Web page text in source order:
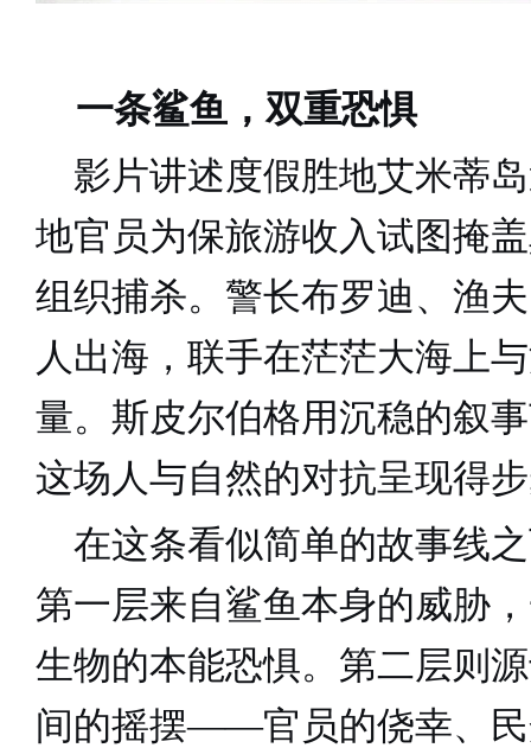
一条鲨鱼，双重恐惧
影片讲述度假胜地艾米蒂
地官员为保旅游收入试图掩
组织捕杀。警长布罗迪、 渔夫
人出海，联手在茫茫大海上
量。斯皮尔伯格用沉稳的叙
这场人与自然的对抗呈现得
在这条看似简单的故事线
第一层来自鲨鱼本身的威胁
生物的本能恐惧。第二层则
间的摇摆——官员的侥幸、